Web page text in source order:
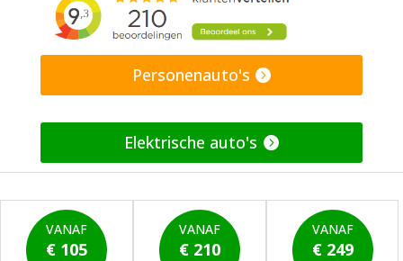
Personenauto's
Elektrische auto's
VANAF
€ 105
VANAF
€ 210
VANAF
€ 249